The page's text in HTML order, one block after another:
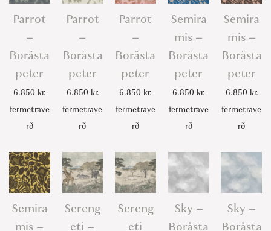
Parrot
–
Boråsta
peter
6.850 kr.
fermetrave
rð
Parrot
–
Boråsta
peter
6.850 kr.
fermetrave
rð
Parrot
–
Boråsta
peter
6.850 kr.
fermetrave
rð
Semira
mis –
Boråsta
peter
6.850 kr.
fermetrave
rð
Semira
mis –
Boråsta
peter
6.850 kr.
fermetrave
rð
Semira
mis –
Sereng
eti –
Sereng
eti
Sky –
Boråsta
Sky –
Boråsta